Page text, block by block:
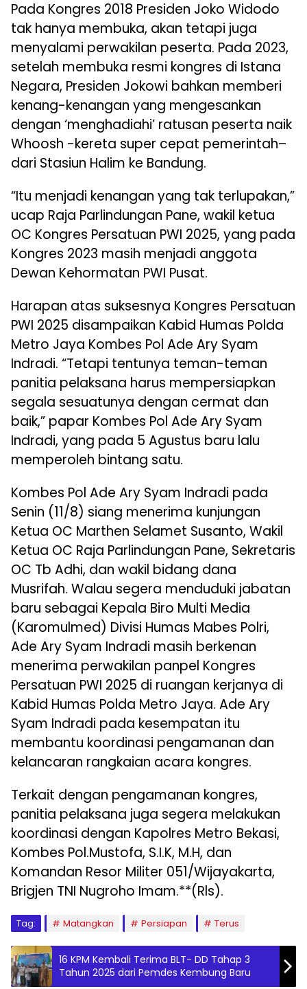
Pada Kongres 2018 Presiden Joko Widodo
tak hanya membuka, akan tetapi juga
menyalami perwakilan peserta. Pada 2023,
setelah membuka resmi kongres di Istana
Negara, Presiden Jokowi bahkan memberi
kenang-kenangan yang mengesankan
dengan ‘menghadiahi’ ratusan peserta naik
Whoosh -kereta super cepat pemerintah–
dari Stasiun Halim ke Bandung.
“Itu menjadi kenangan yang tak terlupakan,”
ucap Raja Parlindungan Pane, wakil ketua
OC Kongres Persatuan PWI 2025, yang pada
Kongres 2023 masih menjadi anggota
Dewan Kehormatan PWI Pusat.
Harapan atas suksesnya Kongres Persatuan
PWI 2025 disampaikan Kabid Humas Polda
Metro Jaya Kombes Pol Ade Ary Syam
Indradi. “Tetapi tentunya teman-teman
panitia pelaksana harus mempersiapkan
segala sesuatunya dengan cermat dan
baik,” papar Kombes Pol Ade Ary Syam
Indradi, yang pada 5 Agustus baru lalu
memperoleh bintang satu.
Kombes Pol Ade Ary Syam Indradi pada
Senin (11/8) siang menerima kunjungan
Ketua OC Marthen Selamet Susanto, Wakil
Ketua OC Raja Parlindungan Pane, Sekretaris
OC Tb Adhi, dan wakil bidang dana
Musrifah. Walau segera menduduki jabatan
baru sebagai Kepala Biro Multi Media
(Karomulmed) Divisi Humas Mabes Polri,
Ade Ary Syam Indradi masih berkenan
menerima perwakilan panpel Kongres
Persatuan PWI 2025 di ruangan kerjanya di
Kabid Humas Polda Metro Jaya. Ade Ary
Syam Indradi pada kesempatan itu
membantu koordinasi pengamanan dan
kelancaran rangkaian acara kongres.
Terkait dengan pengamanan kongres,
panitia pelaksana juga segera melakukan
koordinasi dengan Kapolres Metro Bekasi,
Kombes Pol.Mustofa, S.I.K, M.H, dan
Komandan Resor Militer 051/Wijayakarta,
Brigjen TNI Nugroho Imam.**(Rls).
Tag: Matangkan Persiapan Terus
16 KPM Kembali Terima BLT- DD Tahap 3
Tahun 2025 dari Pemdes Kembung Baru